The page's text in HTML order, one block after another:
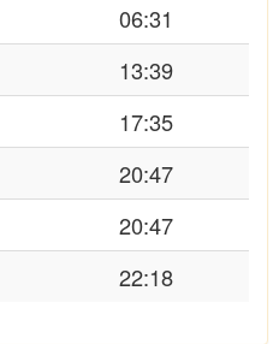
06:31
13:39
17:35
20:47
20:47
22:18